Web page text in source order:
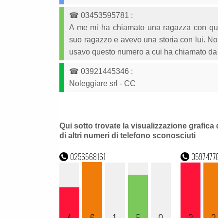
☎ 03453595781 :
A me mi ha chiamato una ragazza con
suo ragazzo e avevo una storia con lui.
usavo questo numero a cui ha chiamato
☎ 03921445346 :
Noleggiare srl - CC
Qui sotto trovate la visualizzazione grafica
di altri numeri di telefono sconosciuti